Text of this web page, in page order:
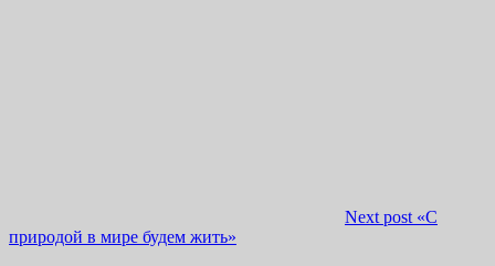
Next post «С
природой в мире будем жить»